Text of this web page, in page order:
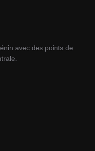
avec des points de